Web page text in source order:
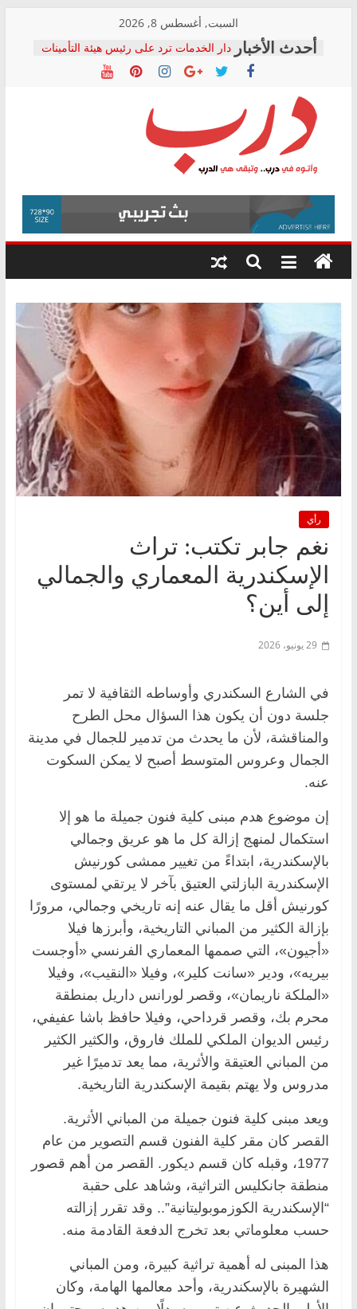
content
السبت, أغسطس 8, 2026
دار الخدمات ترد على رئيس هيئة التأمينات
بعد مؤتمره الصحفي: إنكار الأزمة لا ينهي
معاناة أصحاب المعاشات.. ونطالب بكشف
فرحات سليمان يكتب: القطاع الصحي إلى
أين؟
حزب التحالف الشعبي يطلق لجنة “الحق
في الصحة” بالإسكندرية لرصد الانتهاكات
ودعم المرضى
الوزاري لمدينة الصحفيين.. وانتهاء أعمال
إنشاء المبنى الإداري
المجلس القومي لحقوق الإنسان يعلن
متابعة قضية الدكتور محمد زهران.. ويؤكد:
قرينة البراءة وضمانات المحاكمة العادلة
درب
وأتوه
درب..
وتبقى
هي
رأي
نغم جابر تكتب: تراث
الإسكندرية المعماري والجمالي
إلى أين؟
29 يونيو، 2026
في الشارع السكندري وأوساطه الثقافية لا تمر
جلسة دون أن يكون هذا السؤال محل الطرح
والمناقشة، لأن ما يحدث من تدمير للجمال في مدينة
الجمال وعروس المتوسط أصبح لا يمكن السكوت
عنه.
إن موضوع هدم مبنى كلية فنون جميلة ما هو إلا
استكمال لمنهج إزالة كل ما هو عريق وجمالي
بالإسكندرية، ابتداءً من تغيير ممشى كورنيش
الإسكندرية البازلتي العتيق بآخر لا يرتقي لمستوى
كورنيش أقل ما يقال عنه إنه تاريخي وجمالي، مرورًا
بإزالة الكثير من المباني التاريخية، وأبرزها فيلا
«أجيون»، التي صممها المعماري الفرنسي «أوجست
بيريه»، ودير «سانت كلير»، وفيلا «النقيب»، وفيلا
«الملكة ناريمان»، وقصر لورانس داريل بمنطقة
محرم بك، وقصر قرداحي، وفيلا حافظ باشا عفيفي،
رئيس الديوان الملكي للملك فاروق، والكثير الكثير
من المباني العتيقة والأثرية، مما يعد تدميرًا غير
مدروس ولا يهتم بقيمة الإسكندرية التاريخية.
ويعد مبنى كلية فنون جميلة من المباني الأثرية.
القصر كان مقر كلية الفنون قسم التصوير من عام
1977، وقبله كان قسم ديكور. القصر من أهم قصور
منطقة جانكليس التراثية، وشاهد على حقبة
“الإسكندرية الكوزموبوليتانية”.. وقد تقرر إزالته
حسب معلوماتي بعد تخرج الدفعة القادمة منه.
هذا المبنى له أهمية تراثية كبيرة، ومن المباني
الشهيرة بالإسكندرية، وأحد معالمها الهامة، وكان